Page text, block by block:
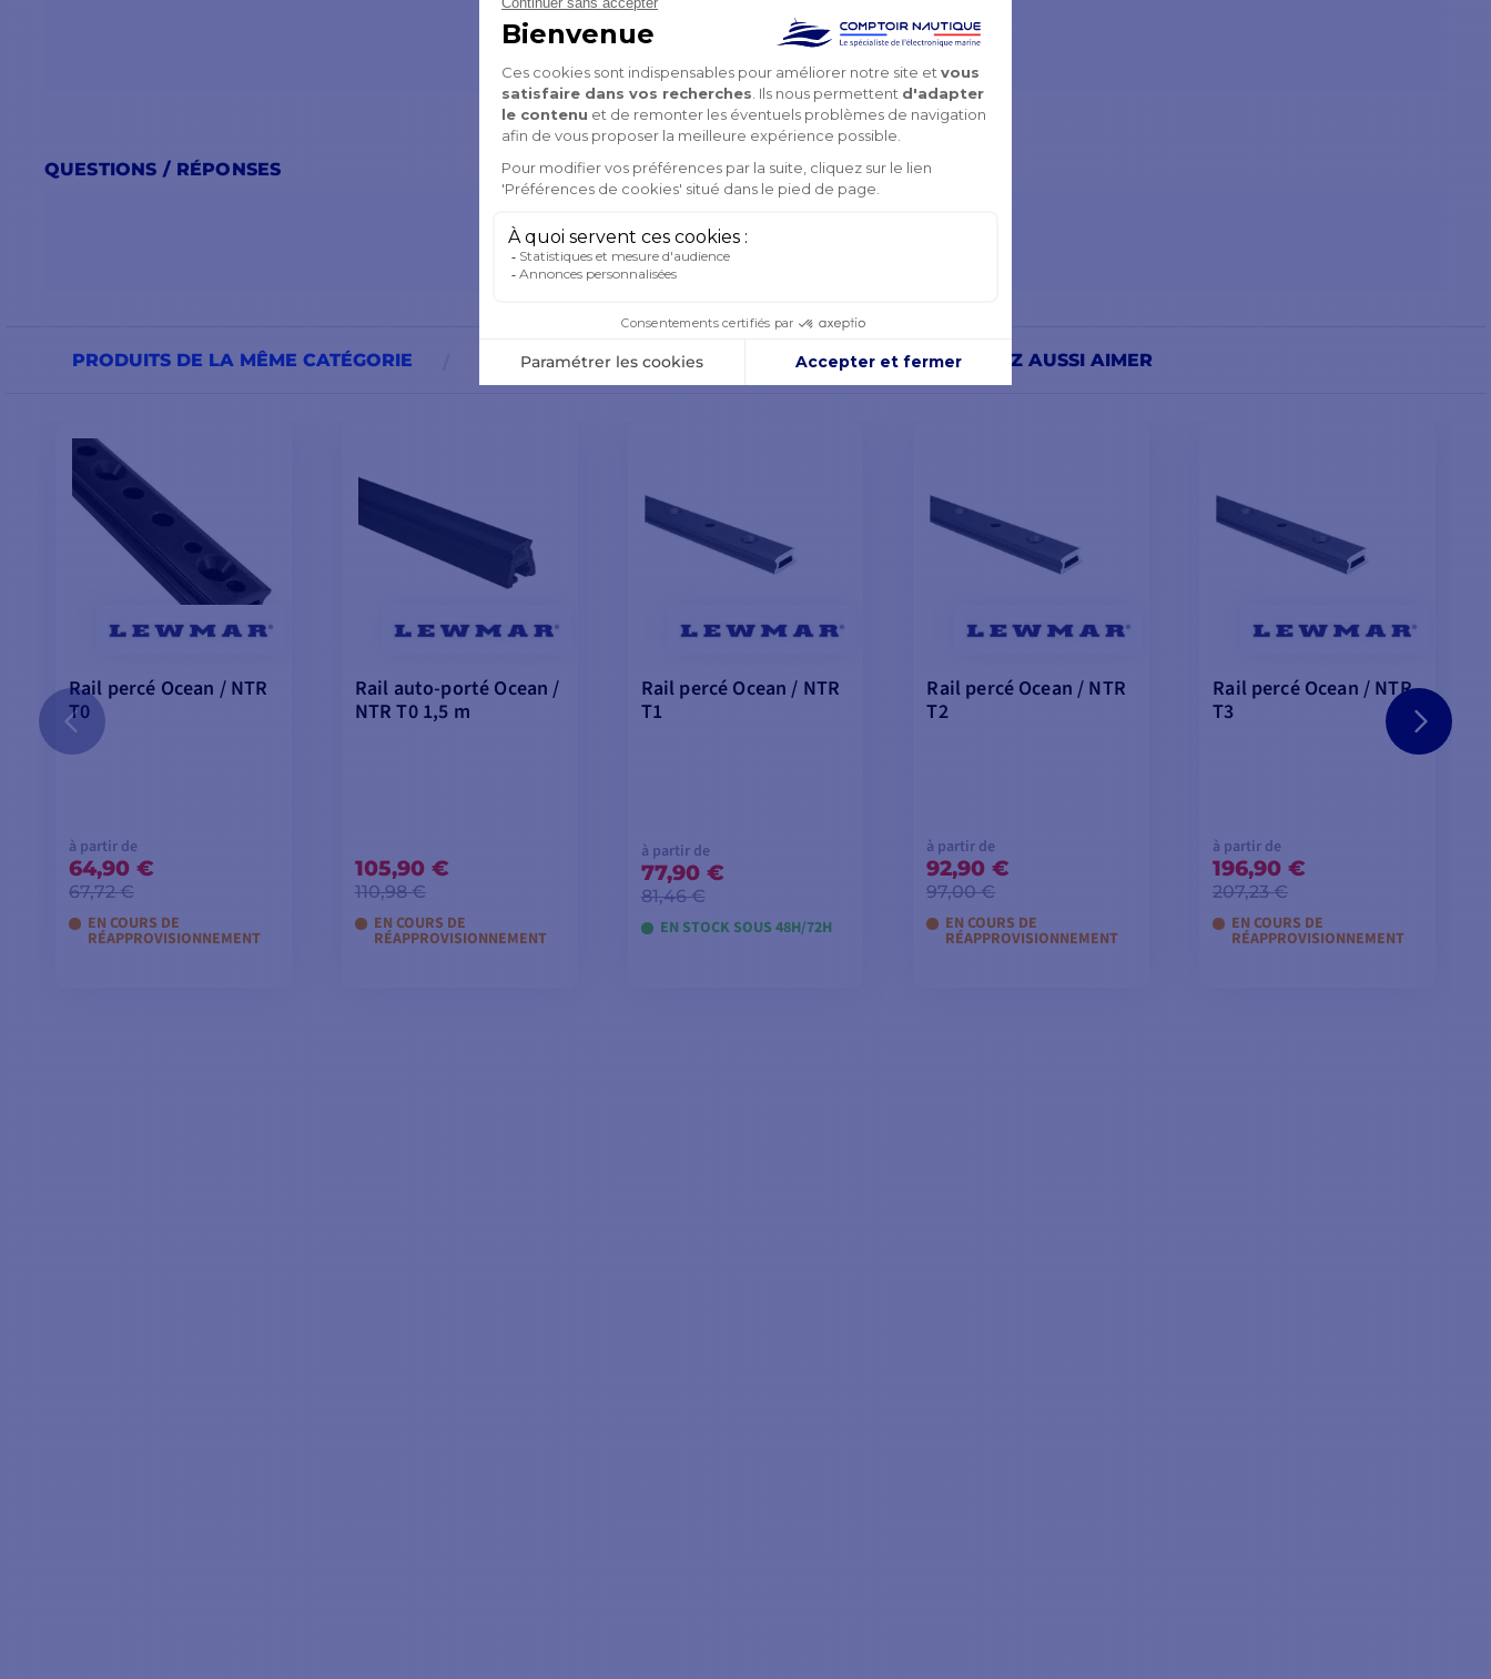
CONNECTEZ-VOUS POUR LAISSER UN AVIS
QUESTIONS / RÉPONSES
SOYEZ LE PREMIER À POSER UNE QUESTION
PRODUITS DE LA MÊME CATÉGORIE PRODUITS DE LA MÊME MARQUE VOUS POURRIEZ AUSSI AIMER
Rail percé Ocean / NTR
T0
à partir de
64,90 €
67,72 €
EN COURS DE
RÉAPPROVISIONNEMENT
Rail auto-porté Ocean /
NTR T0 1,5 m
105,90 €
110,98 €
EN COURS DE
RÉAPPROVISIONNEMENT
Rail percé Ocean / NTR
T1
à partir de
77,90 €
81,46 €
EN STOCK SOUS 48H/72H
Rail percé Ocean / NTR
T2
à partir de
92,90 €
97,00 €
EN COURS DE
RÉAPPROVISIONNEMENT
Rail percé Ocean / NTR
T3
à partir de
196,90 €
207,23 €
EN COURS DE
RÉAPPROVISIONNEMENT